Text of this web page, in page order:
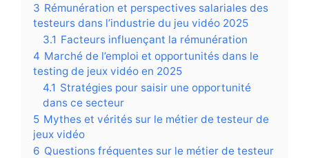
3 Rémunération et perspectives salariales des
testeurs dans l’industrie du jeu vidéo 2025
3.1 Facteurs influençant la rémunération
4 Marché de l’emploi et opportunités dans le
testing de jeux vidéo en 2025
4.1 Stratégies pour saisir une opportunité
dans ce secteur
5 Mythes et vérités sur le métier de testeur de
jeux vidéo
6 Questions fréquentes sur le métier de testeur